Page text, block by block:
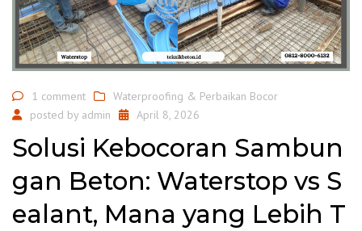
1 comment
Waterproofing & Perbaikan Bocor
posted by admin April 8, 2026
Solusi Kebocoran Sambun
gan Beton: Waterstop vs S
ealant, Mana yang Lebih T